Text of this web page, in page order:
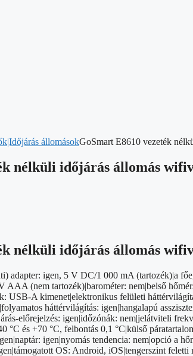
állomásokGoSmart E8610 vezeték
nélküli időjárás állomás
nélküli időjárás állomás
adapter: igen, 5 V DC/1 000 mA (tartozék)|a
AAA (nem tartozék)|barométer: nem|belső
USB-A kimenet|elektronikus felületi
háttérvilágítás: igen|hangalapú
előrejelzés: igen|időzónák: nem|jelátviteli
°C és +70 °C, felbontás 0,1 °C|külső
igen|nyomás tendencia: nem|opció a
OS: Android, iOS|tengerszint